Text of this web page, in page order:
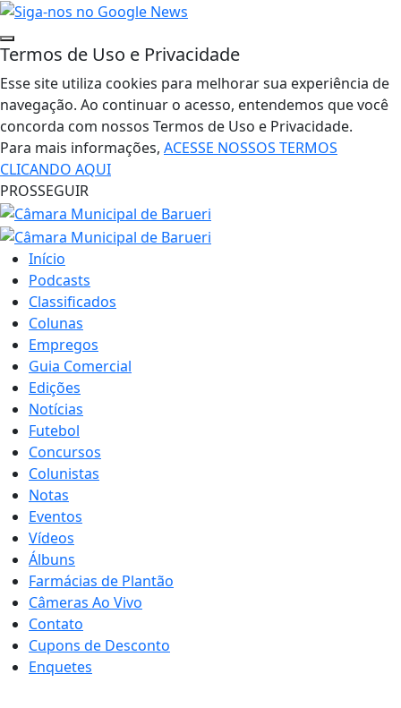
Termos de Uso e Privacidade
Esse site utiliza cookies para melhorar sua experiência de
navegação. Ao continuar o acesso, entendemos que você
concorda com nossos Termos de Uso e Privacidade.
Para mais informações, ACESSE NOSSOS TERMOS
CLICANDO AQUI
PROSSEGUIR
Início
Podcasts
Classificados
Colunas
Empregos
Guia Comercial
Edições
Notícias
Futebol
Concursos
Colunistas
Notas
Eventos
Vídeos
Álbuns
Farmácias de Plantão
Câmeras Ao Vivo
Contato
Cupons de Desconto
Enquetes